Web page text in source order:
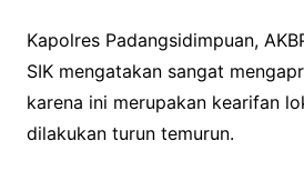
Kapolres Padangsidimpuan,
SIK mengatakan sangat
karena ini merupakan kearifan
dilakukan turun temurun.